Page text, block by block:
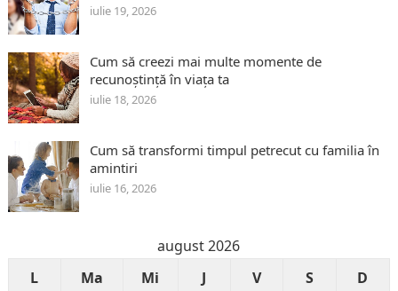
iulie 19, 2026
Cum să creezi mai multe momente de
recunoștință în viața ta
iulie 18, 2026
Cum să transformi timpul petrecut cu familia în
amintiri
iulie 16, 2026
august 2026
L
Ma Mi J V S
D